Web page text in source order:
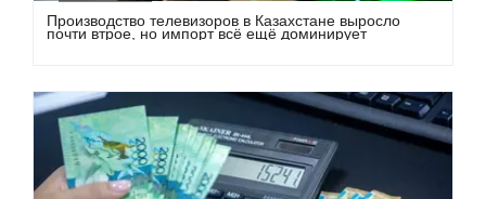
Производство телевизоров в Казахстане выросло
почти втрое, но импорт всё ещё доминирует